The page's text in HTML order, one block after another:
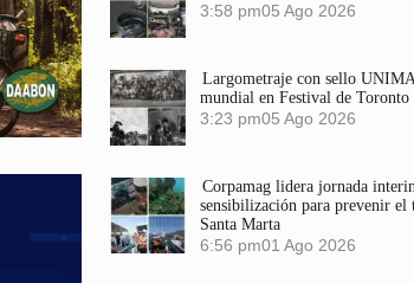
3:58 pm05 Ago 2026
Largometraje con sello
mundial en Festival de Toronto
3:23 pm05 Ago 2026
Corpamag lidera jornada
sensibilización para prevenir
Santa Marta
6:56 pm01 Ago 2026